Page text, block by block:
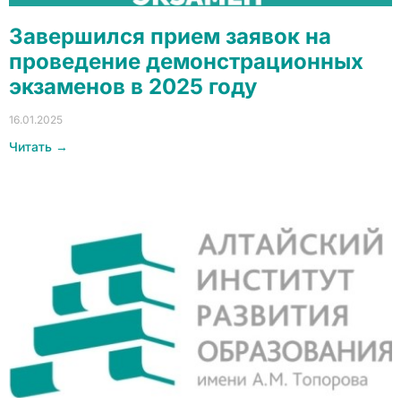
Завершился прием заявок на
проведение демонстрационных
экзаменов в 2025 году
16.01.2025
Читать →